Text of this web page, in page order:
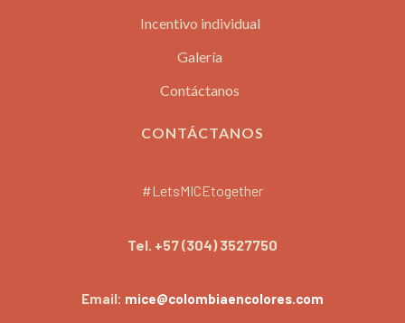
Incentivo individual
Galería
Contáctanos
CONTÁCTANOS
#LetsMICEtogether
Tel. +57 (304) 3527750
Email: mice@colombiaencolores.com